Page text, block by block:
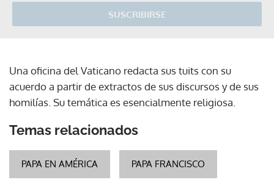
SUSCRIBIRSE
Una oficina del Vaticano redacta sus tuits con su
acuerdo a partir de extractos de sus discursos y de sus
homilías. Su temática es esencialmente religiosa.
Temas relacionados
PAPA EN AMÉRICA PAPA FRANCISCO